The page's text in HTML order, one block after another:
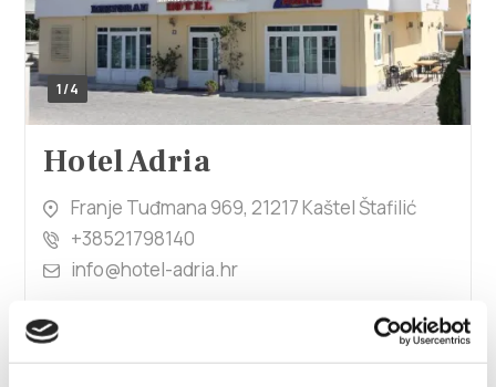
1/4
Hotel Adria
Franje Tuđmana 969, 21217 Kaštel Štafilić
+38521798140
info@hotel-adria.hr
Hotel Baletna škola